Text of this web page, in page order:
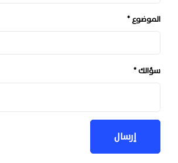
الموضوع
سؤالك
إرسال